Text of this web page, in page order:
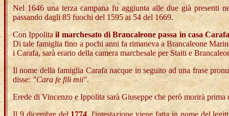
Nel 1646 una terza campana fu aggiunta alle due già presenti
passando dagli 85 fuochi del 1595 ai 54 del 1669.
Con Ippolitail marchesato di Brancaleone passa in casa Carafa
Di tale famiglia fino a pochi anni fa rimaneva a Brancaleone
i Carafa, sarà erario della camera marchesale per Staiti e
Il nome della famiglia Carafa nacque in seguito ad una frase
disse:"Cara fe fili mii".
Erede di Vincenzo e Ippolita sarà Giuseppe che però morirà
Il 9 dicembre del1774, l'intestazione viene fatta in nome del